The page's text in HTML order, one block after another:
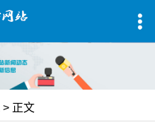
> 正文